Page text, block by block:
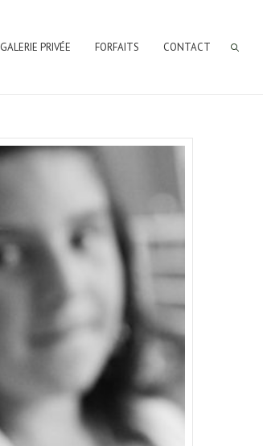
GALERIE PRIVÉE FORFAITS CONTACT